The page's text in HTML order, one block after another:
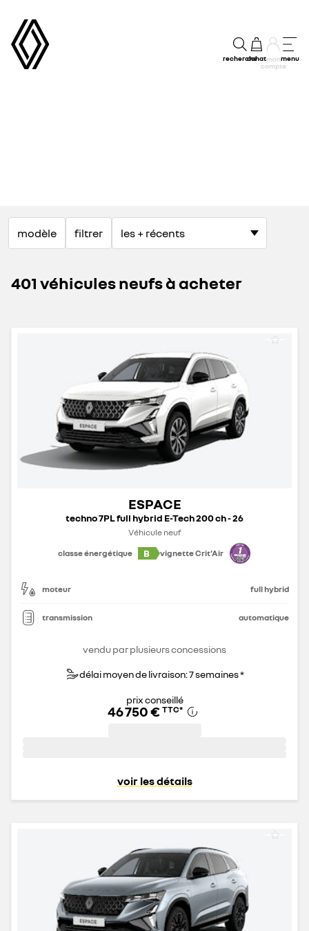
rechercheachatmon
compte
menu
modèle filtrer
401 véhicules neufs à acheter
ESPACE
techno 7PL full hybrid E-Tech 200 ch - 26
Véhicule neuf
classe énergétique
B vignette Crit'Air
moteur full hybrid
transmission automatique
vendu par plusieurs concessions
délai moyen de livraison: 7 semaines *
prix conseillé
46 750 € TTC*
voir les détails